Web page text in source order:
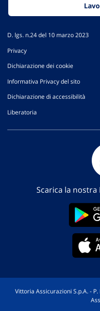
D. lgs. n.24 del 10 marzo 2023
Privacy
Dichiarazione dei cookie
Informativa Privacy del sito
Dichiarazione di accessibilità
Liberatoria
Scarica la
Vittoria Assicurazioni S.p.A. -